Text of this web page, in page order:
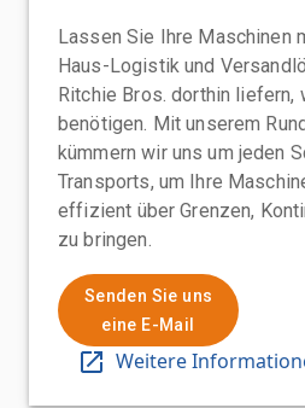
Lassen Sie Ihre Maschinen
Haus-Logistik und
Ritchie Bros. dorthin liefern,
benötigen. Mit unserem
kümmern wir uns um jeden
Transports, um Ihre
effizient über Grenzen,
zu bringen.
Senden Sie uns
eine E-Mail
Weitere